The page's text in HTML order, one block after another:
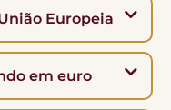
Europeia
em euro